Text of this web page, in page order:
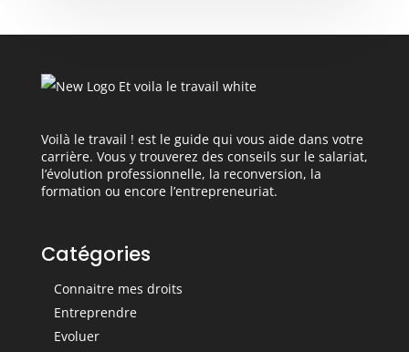
Voilà le travail ! est le guide qui vous aide dans votre
carrière. Vous y trouverez des conseils sur le salariat,
l’évolution professionnelle, la reconversion, la
formation ou encore l’entrepreneuriat.
Catégories
Connaitre mes droits
Entreprendre
Evoluer